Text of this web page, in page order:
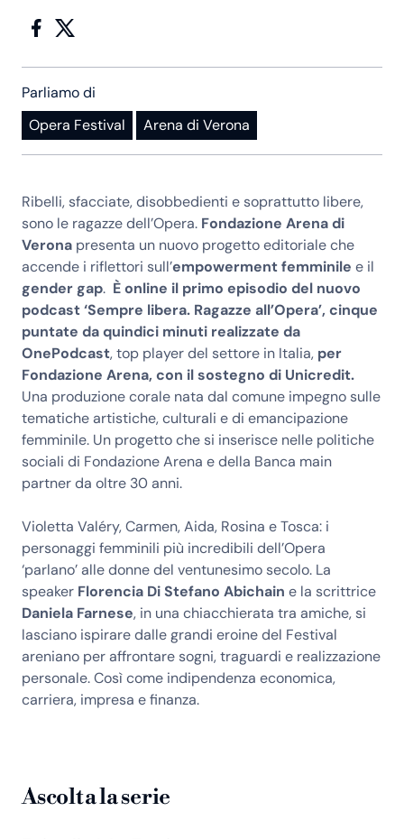
Parliamo di
Opera Festival
Arena di Verona
Ribelli, sfacciate, disobbedienti e soprattutto libere,
sono le ragazze dell’Opera. Fondazione Arena di
Verona presenta un nuovo progetto editoriale che
accende i riflettori sull’empowerment femminile e il
gender gap. È online il primo episodio del nuovo
podcast ‘Sempre libera. Ragazze all’Opera’, cinque
puntate da quindici minuti realizzate da
OnePodcast, top player del settore in Italia, per
Fondazione Arena, con il sostegno di Unicredit.
Una produzione corale nata dal comune impegno sulle
tematiche artistiche, culturali e di emancipazione
femminile. Un progetto che si inserisce nelle politiche
sociali di Fondazione Arena e della Banca main
partner da oltre 30 anni.
Violetta Valéry, Carmen, Aida, Rosina e Tosca: i
personaggi femminili più incredibili dell’Opera
‘parlano’ alle donne del ventunesimo secolo. La
speaker Florencia Di Stefano Abichain e la scrittrice
Daniela Farnese, in una chiacchierata tra amiche, si
lasciano ispirare dalle grandi eroine del Festival
areniano per affrontare sogni, traguardi e realizzazione
personale. Così come indipendenza economica,
carriera, impresa e finanza.
Ascolta la serie